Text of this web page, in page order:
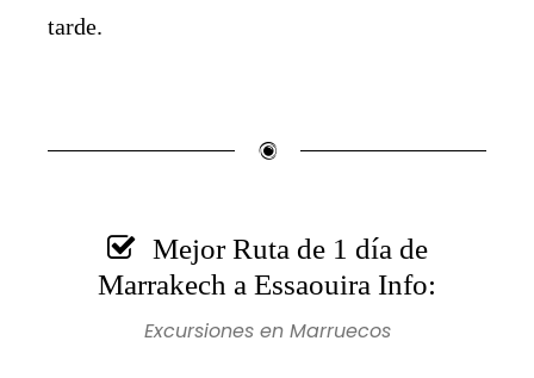
tarde.
Mejor Ruta de 1 día de
Marrakech a Essaouira Info:
Excursiones en Marruecos